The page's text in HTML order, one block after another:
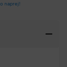
naprej!